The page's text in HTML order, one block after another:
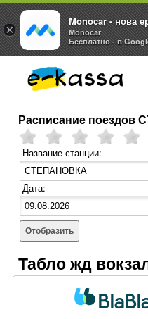
Расписание поездов
Название станции:
Дата:
Отобразить
Табло жд
×
Monocar - нова
Monocar
Бесплатно - в